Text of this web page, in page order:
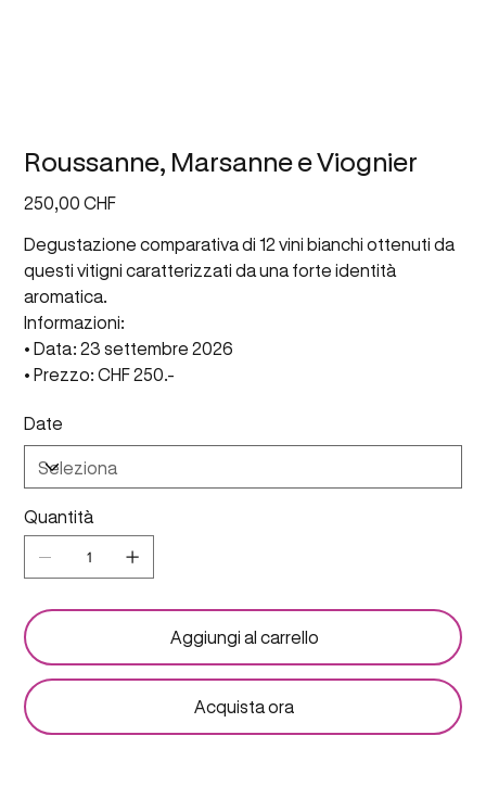
Roussanne, Marsanne e Viognier
250,00 CHF
Degustazione comparativa di 12 vini bianchi ottenuti da
questi vitigni caratterizzati da una forte identità
aromatica.
Informazioni:
• Data: 23 settembre 2026
• Prezzo: CHF 250.-
Date
Quantità
Aggiungi al carrello
Acquista ora